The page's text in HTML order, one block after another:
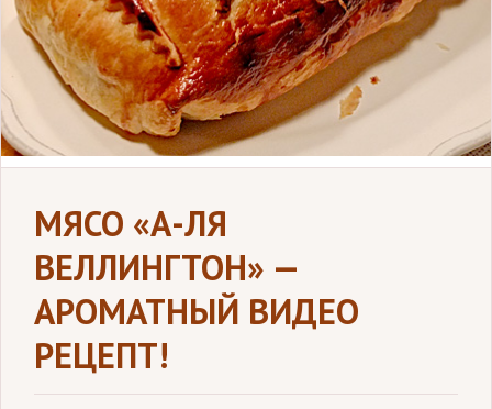
МЯСО «А-ЛЯ
ВЕЛЛИНГТОН» —
АРОМАТНЫЙ ВИДЕО
РЕЦЕПТ!